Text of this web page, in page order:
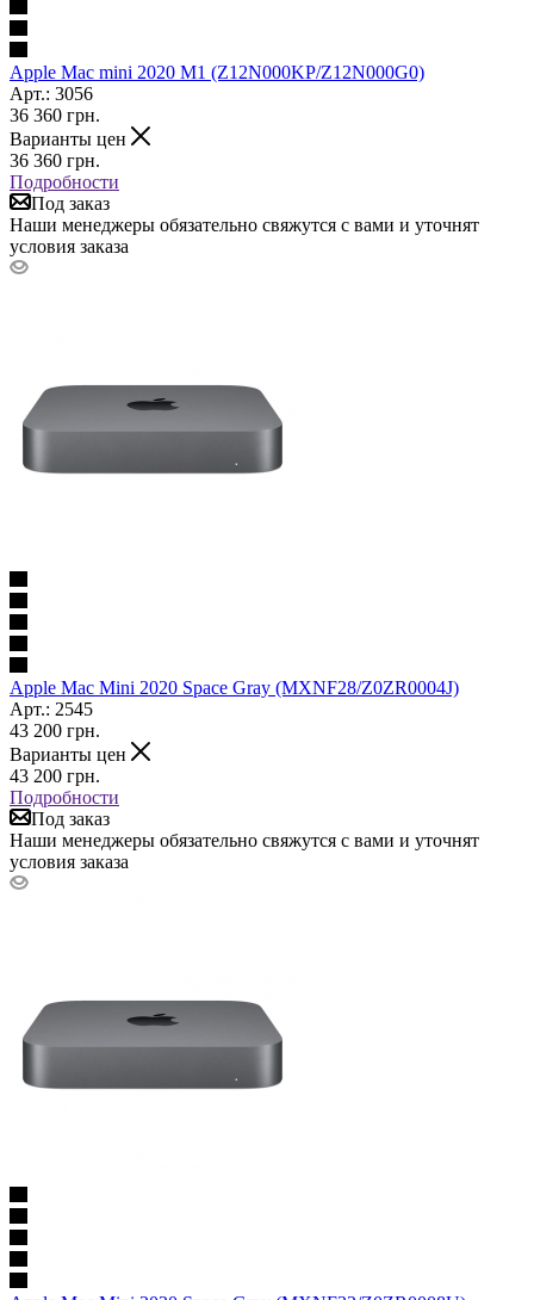
Apple Mac mini 2020 M1 (Z12N000KP/Z12N000G0)
Арт.: 3056
36 360 грн.
Варианты цен
36 360 грн.
Подробности
Под заказ
Наши менеджеры обязательно свяжутся с вами и уточнят
условия заказа
Apple Mac Mini 2020 Space Gray (MXNF28/Z0ZR0004J)
Арт.: 2545
43 200 грн.
Варианты цен
43 200 грн.
Подробности
Под заказ
Наши менеджеры обязательно свяжутся с вами и уточнят
условия заказа